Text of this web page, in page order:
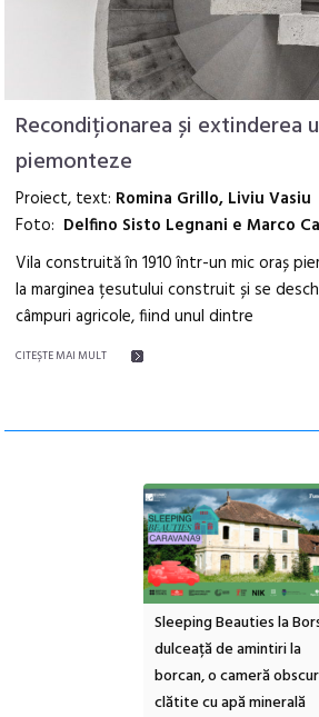
Recondiționarea și extinderea
piemonteze
Proiect, text: Romina Grillo, Liviu Vasiu
Foto: Delfino Sisto Legnani e Marco
Vila construită în 1910 într-un mic oraș
la marginea țesutului construit și se
câmpuri agricole, fiind unul dintre
CITEŞTE MAI MULT
Sleeping Beauties la
dulceață de amintiri la
borcan, o cameră
clătite cu apă minerală